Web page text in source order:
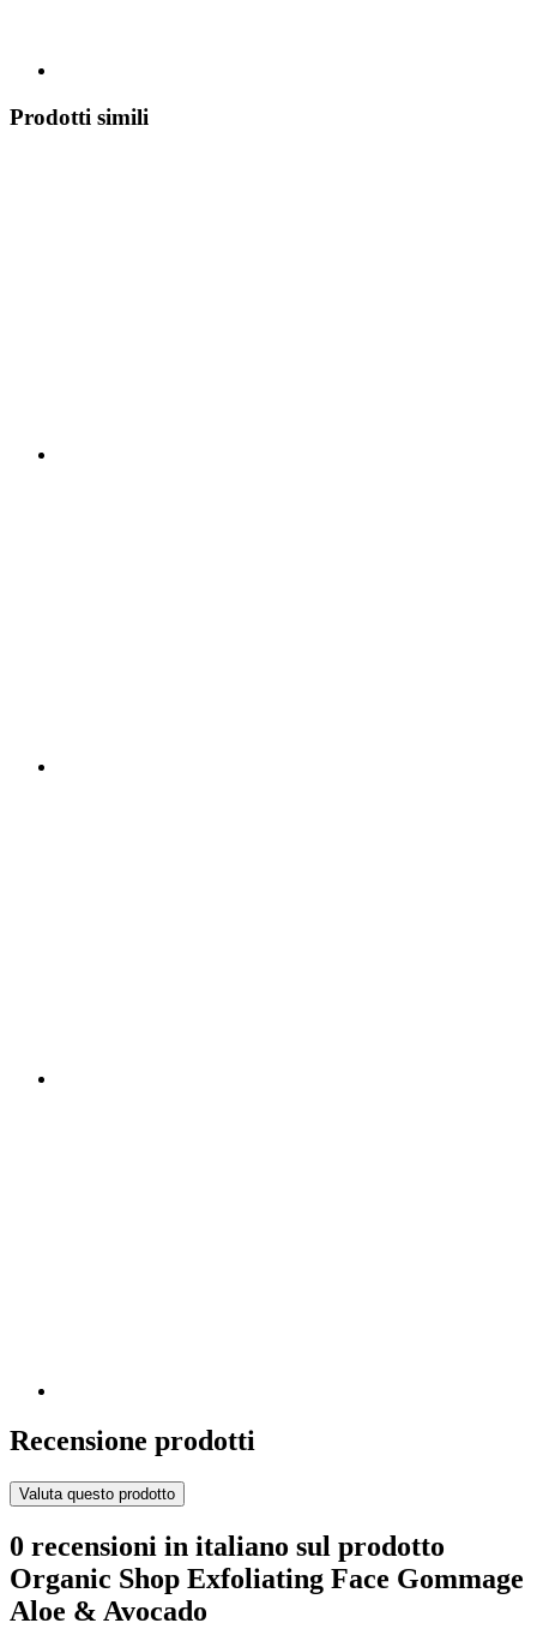
Prodotti simili
Recensione prodotti
Valuta questo prodotto
0 recensioni in italiano sul prodotto
Organic Shop Exfoliating Face Gommage
Aloe & Avocado